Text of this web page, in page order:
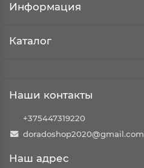
Информация
Каталог
Наши контакты
+375447319220
doradoshop2020@gmail.com
Наш адрес